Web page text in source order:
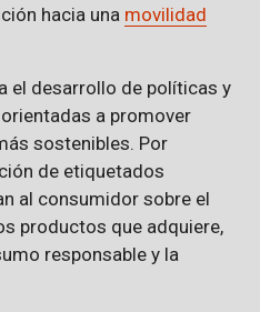
hacia una movilidad
el desarrollo de políticas y
orientadas a promover
sostenibles. Por
de etiquetados
al consumidor sobre el
productos que adquiere,
responsable y la